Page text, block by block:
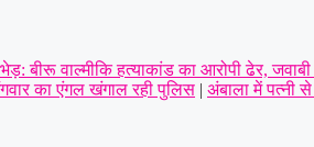
बीरू वाल्मीकि हत्याकांड का आरोपी ढेर, जवाबी
का एंगल खंगाल रही पुलिस | अंबाला में पत्नी